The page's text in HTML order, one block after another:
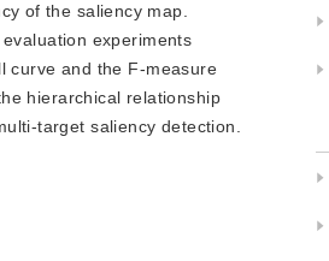
of the saliency map.
experiments
curve and the F-measure
hierarchical relationship
target saliency detection.